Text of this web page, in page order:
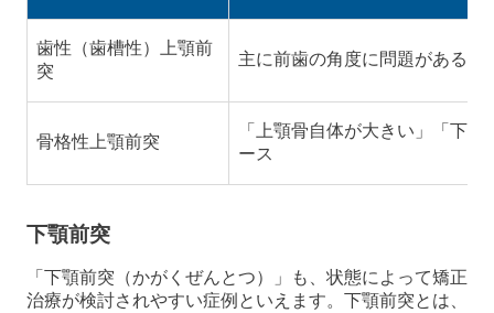
歯性（歯槽性）上顎前
突
主に前歯の角度に問題があるケ
骨格性上顎前突
「上顎骨自体が大きい」「下
ース
下顎前突
「下顎前突（かがくぜんとつ）」も、状態によって矯正
治療が検討されやすい症例といえます。下顎前突とは、